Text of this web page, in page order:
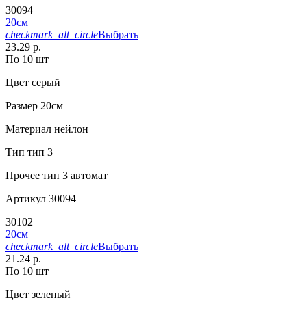
30094
20см
checkmark_alt_circleВыбрать
23.29 р.
По 10 шт
Цвет серый
Размер 20см
Материал нейлон
Тип тип 3
Прочее тип 3 автомат
Артикул 30094
30102
20см
checkmark_alt_circleВыбрать
21.24 р.
По 10 шт
Цвет зеленый